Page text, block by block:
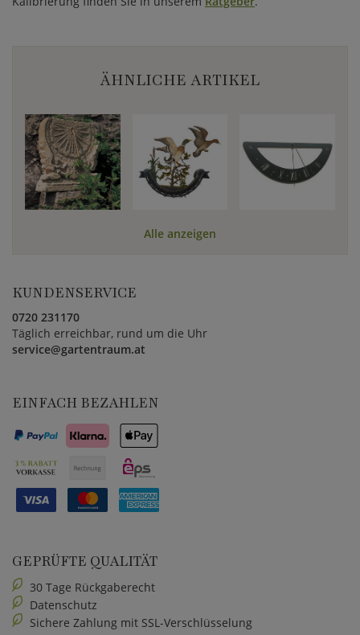
ÄHNLICHE ARTIKEL
Alle anzeigen
KUNDENSERVICE
0720 231170
Täglich erreichbar, rund um die Uhr
service@gartentraum.at
EINFACH BEZAHLEN
GEPRÜFTE QUALITÄT
30 Tage Rückgaberecht
Datenschutz
Sichere Zahlung mit SSL-Verschlüsselung